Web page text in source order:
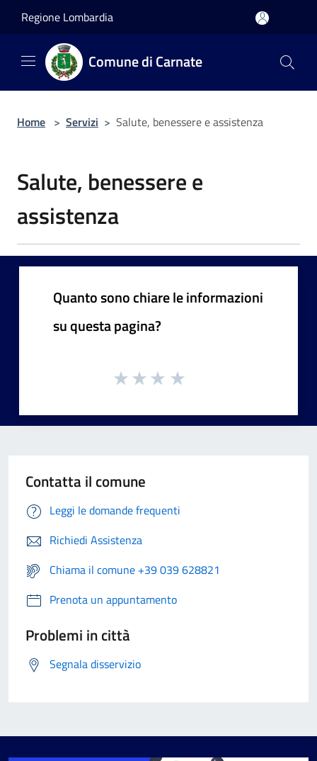
Regione Lombardia
Comune di Carnate
Home > Servizi > Salute, benessere e assistenza
Salute, benessere e
assistenza
Quanto sono chiare le informazioni
su questa pagina?
Contatta il comune
Leggi le domande frequenti
Richiedi Assistenza
Chiama il comune +39 039 628821
Prenota un appuntamento
Problemi in città
Segnala disservizio